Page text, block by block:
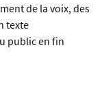
de la voix, des
texte
public en fin